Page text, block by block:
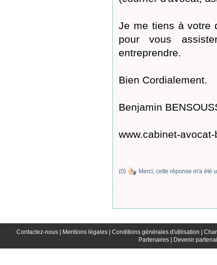
Je me tiens à votre
pour vous
entreprendre.
Bien Cordialement.
Benjamin
www.cabinet-
(0) Merci, cette réponse m'a été
Contactez-nous | Mentions légales | Conditions générales d'utilisation |
Partenaires |
Devenir